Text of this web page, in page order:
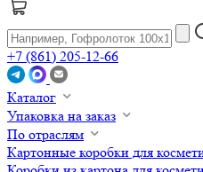
+7 (861) 205-12-66
Каталог
Упаковка на заказ
По отраслям
Картонные коробки для